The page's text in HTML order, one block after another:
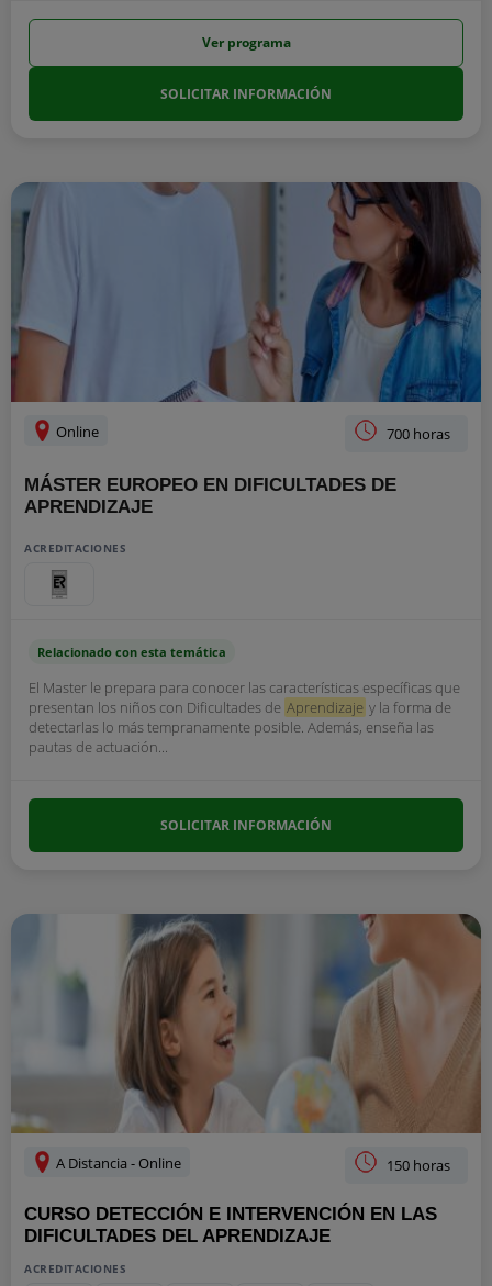
Ver programa
SOLICITAR INFORMACIÓN
Online 700 horas
MÁSTER EUROPEO EN DIFICULTADES DE
APRENDIZAJE
ACREDITACIONES
Relacionado con esta temática
El Master le prepara para conocer las características específicas que
presentan los niños con Dificultades de Aprendizaje y la forma de
detectarlas lo más tempranamente posible. Además, enseña las
pautas de actuación...
SOLICITAR INFORMACIÓN
A Distancia - Online 150 horas
CURSO DETECCIÓN E INTERVENCIÓN EN LAS
DIFICULTADES DEL APRENDIZAJE
ACREDITACIONES